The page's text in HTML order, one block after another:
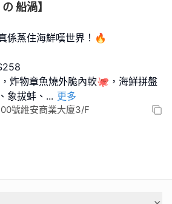
船渦】
係蒸住海鮮嘆世界！🔥
炸物章魚燒外脆內軟🐙，海鮮拼盤
象拔蚌、 ... 更多
號維安商業大廈3/F